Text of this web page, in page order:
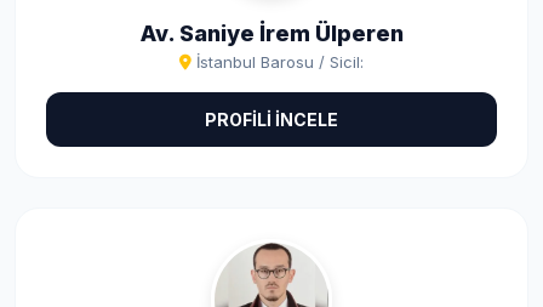
Av. Saniye İrem Ülperen
İstanbul Barosu / Sicil:
PROFİLİ İNCELE